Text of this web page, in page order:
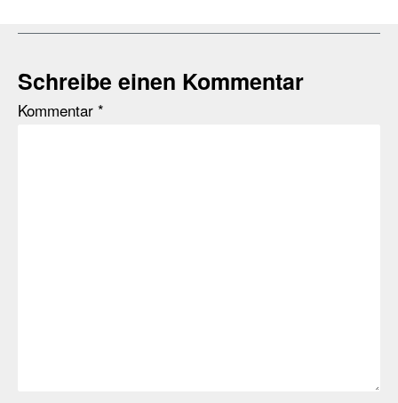
Schreibe einen Kommentar
Kommentar *